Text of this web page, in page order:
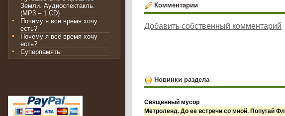
Земли. Аудиоспектакль.
(MP3 – 1 CD)
Почему я всё время хочу
есть?
Почему я всё время хочу
есть?
Суперпамять
Комментарии
Добавить собственный комментарий
Новинки раздела
Священный мусор
Метроленд. До ее встречи со мной. Попугай